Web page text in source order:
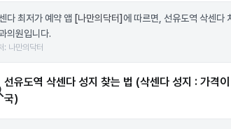
다 최저가 예약 앱 [나만의닥터] 에 따르면, 선유도역 삭센다
의원입니다.
: 나만의닥터
선유도역 삭센다 성지 찾는 법 (삭센다 성지 : 가격
국)